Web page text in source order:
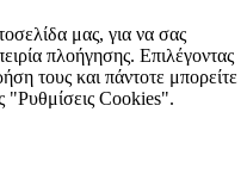
μας, για να σας
πλοήγησης. Επιλέγοντας
τους και πάντοτε μπορείτε
"Ρυθμίσεις Cookies".